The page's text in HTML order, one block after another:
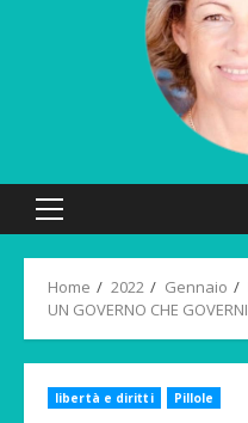
Primary
Home 2022 Gennaio
UN GOVERNO CHE GOVERNI
libertà e diritti Pillole